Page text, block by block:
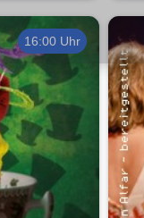
16:00 Uhr